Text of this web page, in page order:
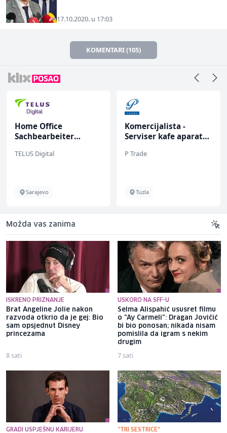
17.10.2020. u 17:03
KOMENTARI (105)
Home Office
Sachbearbeiter
bekannten deutschen
TELUS Digital
Sarajevo
Komercijalista -
Serviser kafe aparata
P Trade
Tuzla
Možda vas zanima
ISKRENO PRIZNANJE
Brat Angeline Jolie nakon
razvoda otkrio da je gej: Bio
sam opsjednut Disney
princezama
8 sati
USKORO NA SFF-U
Selma Alispahić ususret filmu
o "Ay Carmeli": Dragan Jovičić
bi bio ponosan; nikada nisam
pomislila da igram s nekim
drugim
7 sati
GRADI USPJEŠNU KARIJERU "TRI SESTRICE"